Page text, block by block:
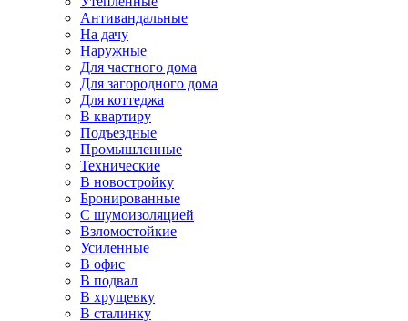
Антивандальные
На дачу
Наружные
Для частного дома
Для загородного дома
Для коттеджа
В квартиру
Подъездные
Промышленные
Технические
В новостройку
Бронированные
С шумоизоляцией
Взломостойкие
Усиленные
В офис
В подвал
В хрущевку
В сталинку